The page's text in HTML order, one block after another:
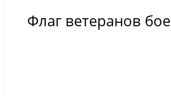
Флаг ветеранов